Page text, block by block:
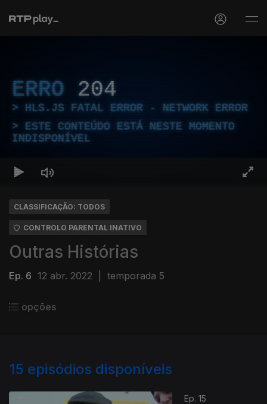
ERRO 204
HLS.JS FATAL ERROR - NETWORK ERROR
ESTE CONTEÚDO ESTÁ NESTE MOMENTO
INDISPONÍVEL
CLASSIFICAÇÃO: TODOS
CONTROLO PARENTAL INATIVO
Outras Histórias
Ep. 6 12 abr. 2022 temporada 5
opções
15 episódios disponíveis
Ep. 15